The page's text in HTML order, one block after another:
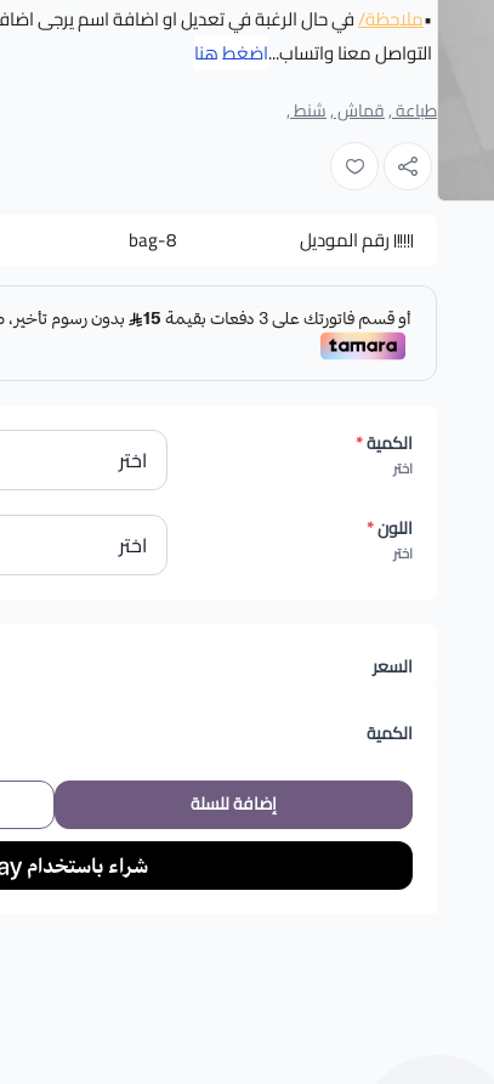
•ملاحظة/في حال الرغبة في تعديل او اضافة اسم يرجى
التواصل معنا واتساب...اضغط هنا
طباعة ,قماش ,شنط ,
رقم الموديل bag-8
الكمية*
اختر
اللون*
اختر
السعر
الكمية
إضافة للسلة